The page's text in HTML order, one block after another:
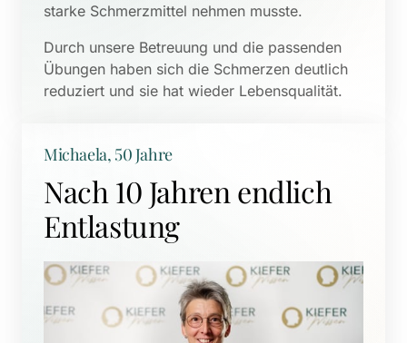
starke Schmerzmittel nehmen musste.
Durch unsere Betreuung und die passenden
Übungen haben sich die Schmerzen deutlich
reduziert und sie hat wieder Lebensqualität.
Michaela, 50 Jahre
Nach 10 Jahren endlich
Entlastung